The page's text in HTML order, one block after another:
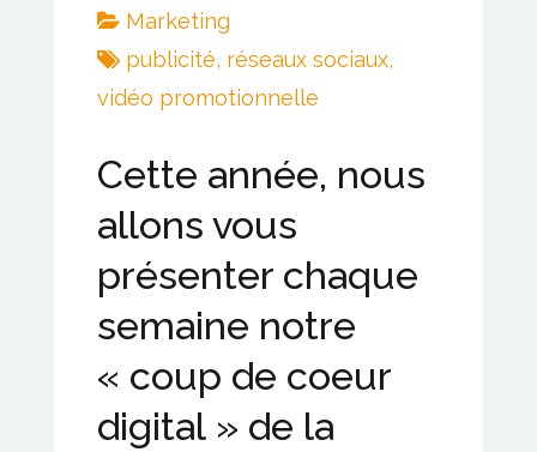
Marketing
publicité, réseaux sociaux,
vidéo promotionnelle
Cette année, nous
allons vous
présenter chaque
semaine notre
« coup de coeur
digital » de la